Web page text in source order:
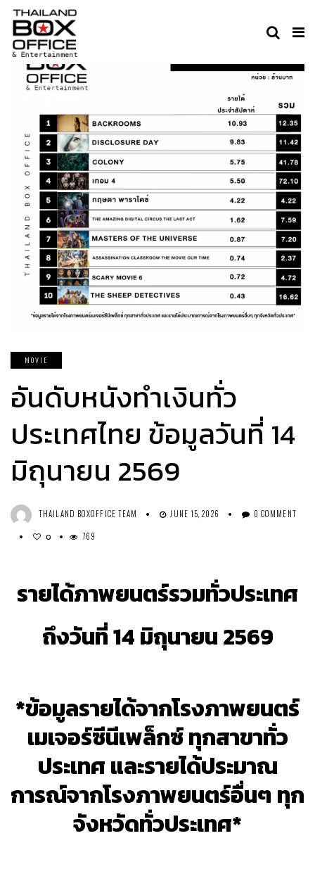
MOVIE
อันดับหนังทำเงินทั่ว
ประเทศไทย ข้อมูลวันที่ 14
มิถุนายน 2569
THAILAND BOXOFFICE TEAM JUNE 15, 2026 0 COMMENT
0 769
รายได้ภาพยนตร์รวมทั่วประเทศ
ถึงวันที่ 14 มิถุนายน 2569
*ข้อมูลรายได้จากโรงภาพยนตร์
เมเจอร์ซีนีเพล็กซ์ ทุกสาขาทั่ว
ประเทศ และรายได้ประมาณ
การณ์จากโรงภาพยนตร์อื่นๆ ทุก
จังหวัดทั่วประเทศ*